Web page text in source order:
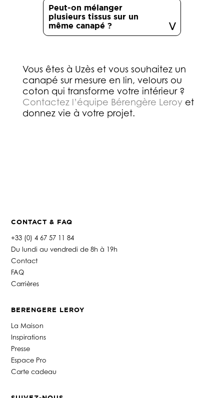
Peut-on mélanger
plusieurs tissus sur un
même canapé ?
Vous êtes à Uzès et vous souhaitez un
canapé sur mesure en lin, velours ou
coton qui transforme votre intérieur ?
Contactez l’équipe Bérengère Leroyet
donnez vie à votre projet.
CONTACT & FAQ
+33 (0) 4 67 57 11 84
Du lundi au vendredi de 8h à 19h
Contact
FAQ
Carrières
BERENGERE LEROY
La Maison
Inspirations
Presse
Espace Pro
Carte cadeau